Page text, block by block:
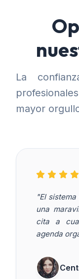
La
mayor
"El
una
cita a
agenda